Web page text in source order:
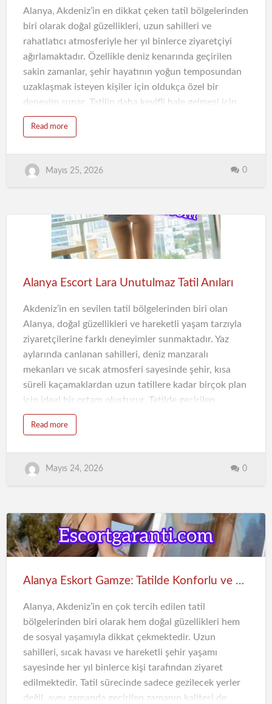
Alanya, Akdeniz’in en dikkat çeken tatil bölgelerinden
biri olarak doğal güzellikleri, uzun sahilleri ve
rahatlatıcı atmosferiyle her yıl binlerce ziyaretçiyi
ağırlamaktadır. Özellikle deniz kenarında geçirilen
sakin zamanlar, şehir hayatının yoğun temposundan
uzaklaşmak isteyen kişiler için oldukça özel bir
deneyim sunar. Tatilin daha keyifli hale gelmesi için
geçirilen anların kaliteli olması büyük önem taşır. Bu
noktada Alanya escort bayan deneyimi, rahat iletişim
tercih edilen seçeneklerden biri haline gelmiştir.
sunmaktadır. Sabah saatlerinde sakin bir ortam
hakimken, akşam saatlerine doğru deniz kenarında
oluşan atmosfer daha etkileyici hale gelir. Hafif esen
rüzgar, dalga sesleri ve Akdeniz’in sıcak havası,
insanın zihinsel olarak rahatlamasına yar…
Read more
Mayıs 25, 2026 0
Alanya Escort Lara Unutulmaz Tatil Anıları
Akdeniz’in en sevilen tatil bölgelerinden biri olan
Alanya, doğal güzellikleri ve hareketli yaşam tarzıyla
ziyaretçilerine farklı deneyimler sunmaktadır. Yaz
aylarında canlanan sahilleri, deniz manzaralı
mekanları ve sıcak atmosferi sayesinde şehir, kısa
süreli kaçamaklardan uzun tatillere kadar birçok plan
için ideal bir ortam oluşturur. Tatilde geçirilen
zamanın kaliteli olması ise yalnızca gezilecek yerlerle
değil, yaşanan anların nasıl değerlendirildiğiyle de
farklı bir dokunuş katmak isteyen kişiler için tercih
edilen seçeneklerden biri haline gelmiştir.
Tatil sırasında yapılan aktiviteler kadar, o anların
bıraktığı his de önemlidir. Sabah saatlerinde sahilde
yürümek, gün içerisinde denizin tadını çıkarmak ve
Alanya’da en çok tercih edilen aktiviteler aras…
Read more
Mayıs 24, 2026 0
Alanya Eskort Gamze: Tatilde Konforlu ve Keyifli Zaman
Alanya, Akdeniz’in en çok tercih edilen tatil
bölgelerinden biri olarak hem doğal güzellikleri hem
de sosyal yaşamıyla dikkat çekmektedir. Uzun
sahilleri, sıcak havası ve hareketli şehir yaşamı
sayesinde her yıl binlerce kişi tarafından ziyaret
edilmektedir. Tatil sürecinde sadece gezilecek yerler
değil, aynı zamanda geçirilen zamanın kalitesi de